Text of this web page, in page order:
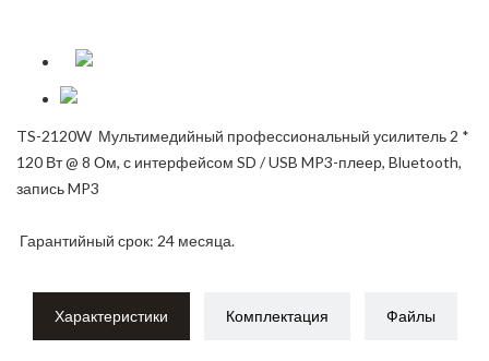
TS-2120W Мультимедийный профессиональный усилитель 2 *
120 Вт @ 8 Ом, с интерфейсом SD / USB MP3-плеер, Bluetooth,
запись MP3
Гарантийный срок: 24 месяца.
Характеристики Комплектация Файлы